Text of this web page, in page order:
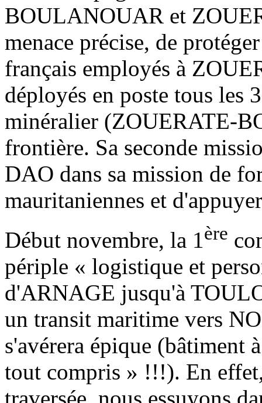
BOULANOUAR et
menace précise, de
français employés à
déployés en poste tous les
minéralier (ZOUERATE-
frontière. Sa seconde
DAO dans sa mission de
mauritaniennes et
Début novembre, la 1ère
périple « logistique et
d'ARNAGE jusqu'à
un transit maritime vers
s'avérera épique
tout compris » !!!). En